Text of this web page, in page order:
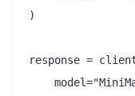
)
response =